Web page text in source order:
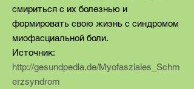
смириться с их болезнью и
формировать свою жизнь с синдромом
миофасциальной боли.
Источник:
http://gesundpedia.de/Myofasziales_Schm
erzsyndrom